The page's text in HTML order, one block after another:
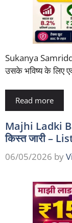
Sukanya
उसके भविष्य के लिए
Read more
Majhi Ladki
किस्त जारी –
06/05/2026 by